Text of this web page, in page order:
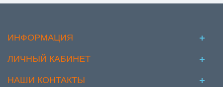
ИНФОРМАЦИЯ
ЛИЧНЫЙ КАБИНЕТ
НАШИ КОНТАКТЫ